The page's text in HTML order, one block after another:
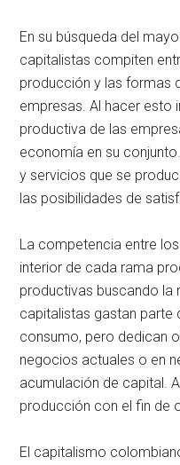
En su búsqueda del
capitalistas compiten
producción y las formas
empresas. Al hacer esto
productiva de las
economía en su
y servicios que se
las posibilidades de
La competencia entre
interior de cada rama
productivas buscando la
capitalistas gastan parte
consumo, pero dedican
negocios actuales o en
acumulación de capital.
producción con el fin de
El capitalismo